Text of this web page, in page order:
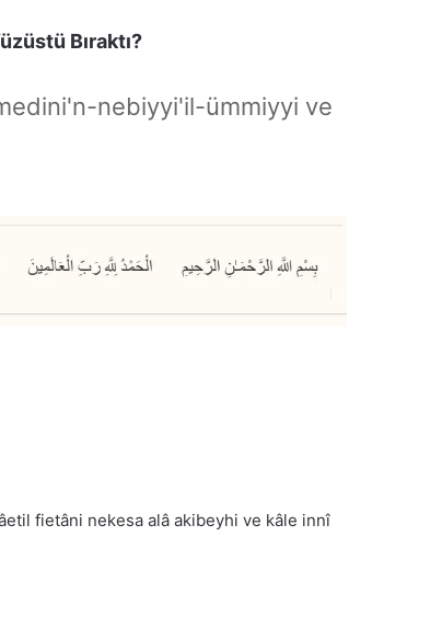
Bıraktı?
nebiyyi'il-ümmiyyi ve
fietâni nekesa alâ akibeyhi ve kâle innî